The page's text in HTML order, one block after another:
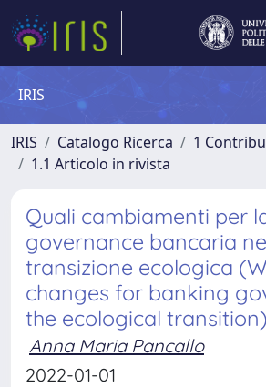
IRIS
IRIS Catalogo Ricerca
1
1.1 Articolo in rivista
Quali cambiamenti per
governance bancaria
transizione ecologica
changes for banking
the ecological transition)
Anna Maria Pancallo
2022-01-01